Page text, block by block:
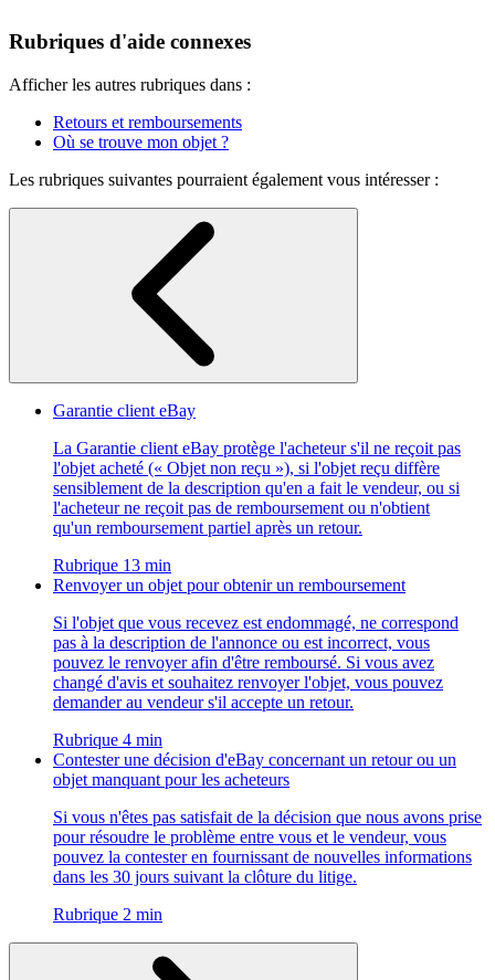
Rubriques d'aide connexes
Afficher les autres rubriques dans :
Retours et remboursements
Où se trouve mon objet ?
Les rubriques suivantes pourraient également vous intéresser :
Garantie client eBay
La Garantie client eBay protège l'acheteur s'il ne reçoit pas
l'objet acheté (« Objet non reçu »), si l'objet reçu diffère
sensiblement de la description qu'en a fait le vendeur, ou si
l'acheteur ne reçoit pas de remboursement ou n'obtient
qu'un remboursement partiel après un retour.
Rubrique 13 min
Renvoyer un objet pour obtenir un remboursement
Si l'objet que vous recevez est endommagé, ne correspond
pas à la description de l'annonce ou est incorrect, vous
pouvez le renvoyer afin d'être remboursé. Si vous avez
changé d'avis et souhaitez renvoyer l'objet, vous pouvez
demander au vendeur s'il accepte un retour.
Rubrique 4 min
Contester une décision d'eBay concernant un retour ou un
objet manquant pour les acheteurs
Si vous n'êtes pas satisfait de la décision que nous avons prise
pour résoudre le problème entre vous et le vendeur, vous
pouvez la contester en fournissant de nouvelles informations
dans les 30 jours suivant la clôture du litige.
Rubrique 2 min